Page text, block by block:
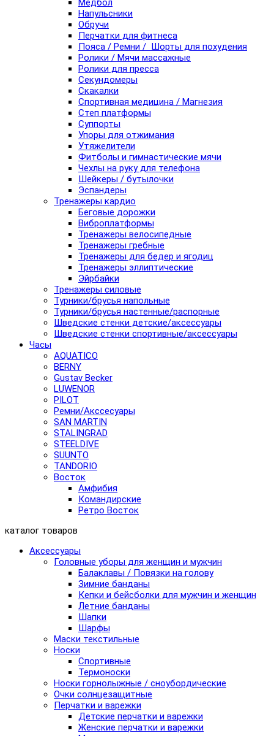
Медбол
Напульсники
Обручи
Перчатки для фитнеса
Пояса / Ремни / Шорты для похудения
Ролики / Мячи массажные
Ролики для пресса
Секундомеры
Скакалки
Спортивная медицина / Магнезия
Степ платформы
Суппорты
Упоры для отжимания
Утяжелители
Фитболы и гимнастические мячи
Чехлы на руку для телефона
Шейкеры / бутылочки
Эспандеры
Тренажеры кардио
Беговые дорожки
Виброплатформы
Тренажеры велосипедные
Тренажеры гребные
Тренажеры для бедер и ягодиц
Тренажеры эллиптические
Эйрбайки
Тренажеры силовые
Турники/брусья напольные
Турники/брусья настенные/распорные
Шведские стенки детские/аксессуары
Шведские стенки спортивные/аксессуары
Часы
AQUATICO
BERNY
Gustav Becker
LUWENOR
PILOT
Pемни/Акссесуары
SAN MARTIN
STALINGRAD
STEELDIVE
SUUNTO
TANDORIO
Восток
Амфибия
Командирские
Ретро Восток
каталог товаров
Аксессуары
Головные уборы для женщин и мужчин
Балаклавы / Повязки на голову
Зимние банданы
Кепки и бейсболки для мужчин и женщин
Летние банданы
Шапки
Шарфы
Маски текстильные
Носки
Спортивные
Термоноски
Носки горнолыжные / сноубордические
Очки солнцезащитные
Перчатки и варежки
Детские перчатки и варежки
Женские перчатки и варежки